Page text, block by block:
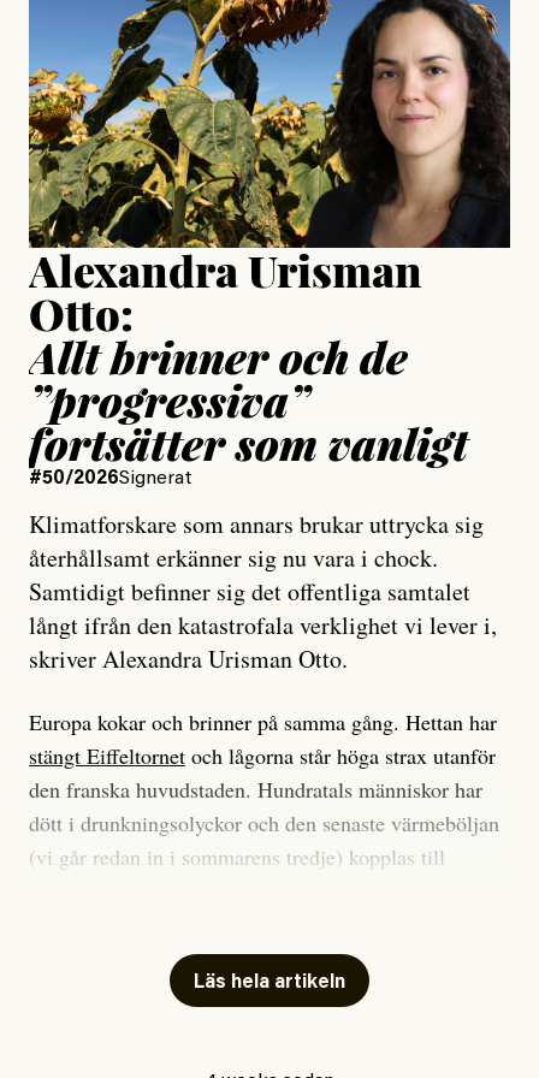
Jonas Lundström
Publicerad24 July, 2026
Jesper Lundby
Publicerad15 July, 2026
Uppdaterad15 July, 2026
Alexandra Urisman
Otto:
Allt brinner och de
”progressiva”
fortsätter som vanligt
#50/2026Signerat
Klimatforskare som annars brukar uttrycka sig
återhållsamt erkänner sig nu vara i chock.
Samtidigt befinner sig det offentliga samtalet
långt ifrån den katastrofala verklighet vi lever i,
skriver Alexandra Urisman Otto.
Europa kokar och brinner på samma gång. Hettan har
stängt Eiffeltornet och lågorna står höga strax utanför
den franska huvudstaden. Hundratals människor har
dött i drunkningsolyckor och den senaste värmeböljan
(vi går redan in i sommarens tredje) kopplas till
Har du också panik i hettan? Känns det som en
mardröm? Bra, allt annat vore fullständigt orimligt.
Läs hela artikeln